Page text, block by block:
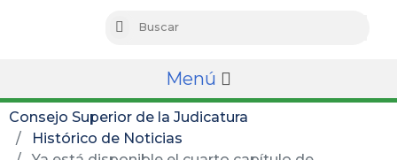
Buscar
Menú
Consejo Superior de la Judicatura
Histórico de Noticias